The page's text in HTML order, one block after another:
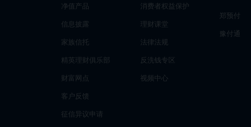
净值产品
信息披露
家族信托
精英理财俱乐部
财富网点
客户反馈
征信异议申请
消费者权益保护
理财课堂
法律法规
反洗钱专区
视频中心
郑预付
豫付通